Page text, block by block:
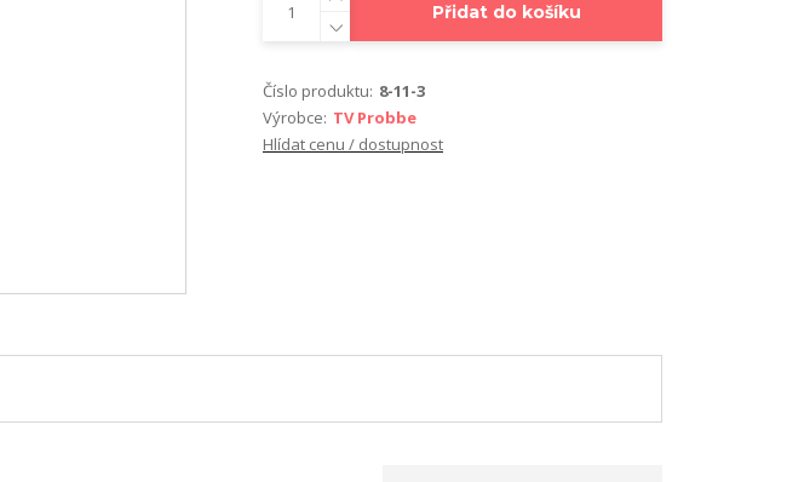
Přidat do košíku
Číslo produktu: 8-11-3
Výrobce: TV Probbe
Hlídat cenu / dostupnost